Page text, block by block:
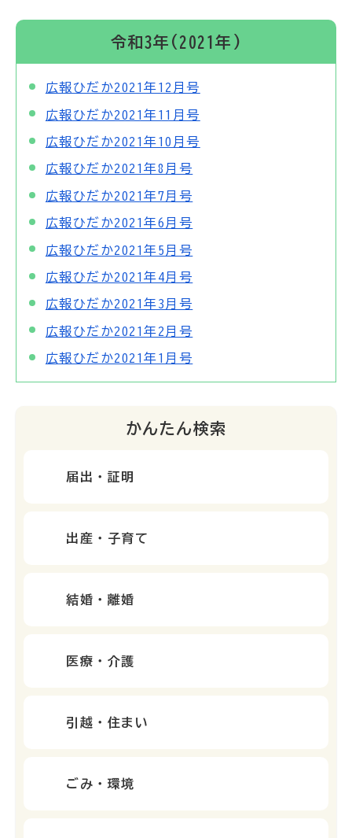
令和3年(2021年)
広報ひだか2021年12月号
広報ひだか2021年11月号
広報ひだか2021年10月号
広報ひだか2021年8月号
広報ひだか2021年7月号
広報ひだか2021年6月号
広報ひだか2021年5月号
広報ひだか2021年4月号
広報ひだか2021年3月号
広報ひだか2021年2月号
広報ひだか2021年1月号
かんたん検索
届出・証明
出産・子育て
結婚・離婚
医療・介護
引越・住まい
ごみ・環境